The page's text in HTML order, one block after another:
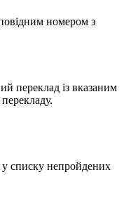
номером з
переклад із вказаним
у списку непройдених